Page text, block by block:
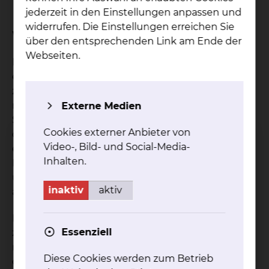
Wie ist der Ablauf der Operation?
In allen Fällen einer Blutung handelt es sich um
eine Notfallsituation, die ein rasches und
zielgerichtetes Handeln erfordert. Die dafür
notwendige Ausstattung mit 2 high-tech-OP-
Sälen, einer Neuro-Intensivstation und speziellen
diagnostischen Verfahren ist in unserer Klinik für
eine optimale Behandlung über den gesamten
Krankheitsverlauf vorhanden. Neurochirurgische
arbeiten hier Hand in Hand.
zum einen die neurochirurgische
durch Metallclips (Clipping) oder die
jederzeit in den Einstellungen anpassen und
widerrufen. Die Einstellungen erreichen Sie
über den entsprechenden Link am Ende der
Webseiten.
Externe Medien
Cookies externer Anbieter von
Video-, Bild- und Social-Media-
Inhalten.
inaktiv aktiv
Essenziell
Diese Cookies werden zum Betrieb